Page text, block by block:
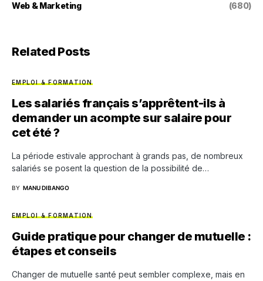
Web & Marketing (680)
Related Posts
EMPLOI & FORMATION
Les salariés français s’apprêtent-ils à
demander un acompte sur salaire pour
cet été ?
La période estivale approchant à grands pas, de nombreux
salariés se posent la question de la possibilité de…
BY MANU DIBANGO
EMPLOI & FORMATION
Guide pratique pour changer de mutuelle :
étapes et conseils
Changer de mutuelle santé peut sembler complexe, mais en